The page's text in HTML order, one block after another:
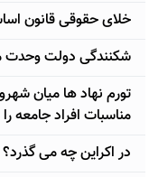
خلای حقوقی قانون
شکنندگی دولت وحدت
تورم نهاد ها ميان
مناسبات افراد جامعه
در اکراين چه می گذرد؟